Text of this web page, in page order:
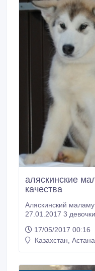
аляскинские
качества
Аляскинский
27.01.2017 3
рождения17.03.2015
(Zaporozhie) BEST
Чемпион of RUSSIA
17/05/2017 00:16
Казахстан, Астана